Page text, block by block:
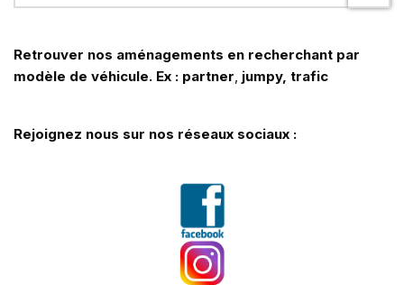
Retrouver nos aménagements en recherchant par
modèle de véhicule. Ex : partner, jumpy, trafic
Rejoignez nous sur nos réseaux sociaux :